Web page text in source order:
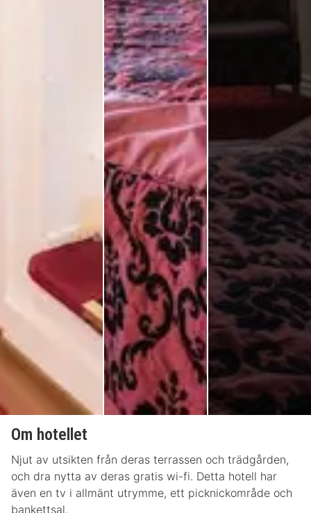
Om hotellet
Njut av utsikten från deras terrassen och trädgården,
och dra nytta av deras gratis wi-fi. Detta hotell har
även en tv i allmänt utrymme, ett picknickområde och
bankettsal.